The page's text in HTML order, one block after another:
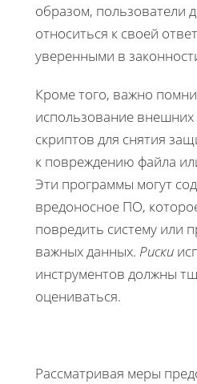
образом, пользователи
относиться к своей
уверенными в
Кроме того, важно
использование
скриптов для снятия
к повреждению файла
Эти программы могут
вредоносное ПО,
повредить систему или
важных данных. Риски
инструментов должны
оцениваться.
Рассматривая меры